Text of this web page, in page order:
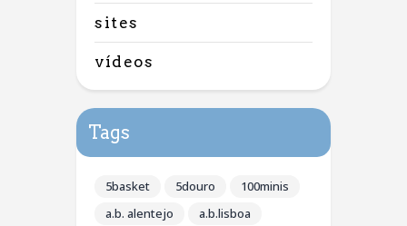
sites
vídeos
Tags
5basket 5douro
100minis
a.b. alentejo
a.b.lisboa